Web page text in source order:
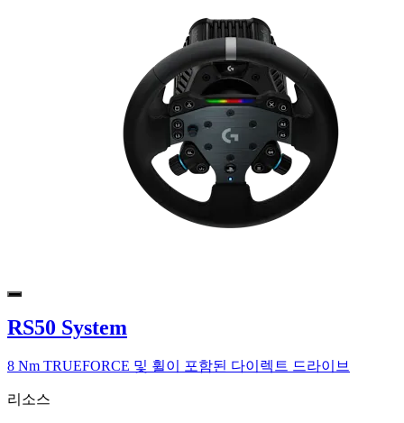
RS50 System
8 Nm TRUEFORCE 및 휠이 포함된 다이렉트 드라이브
리소스